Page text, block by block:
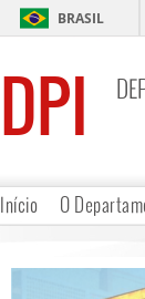
BRASIL
DPI
Início O